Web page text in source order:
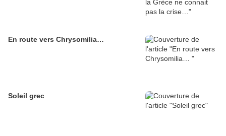
En route vers Chrysomilia…
Soleil grec